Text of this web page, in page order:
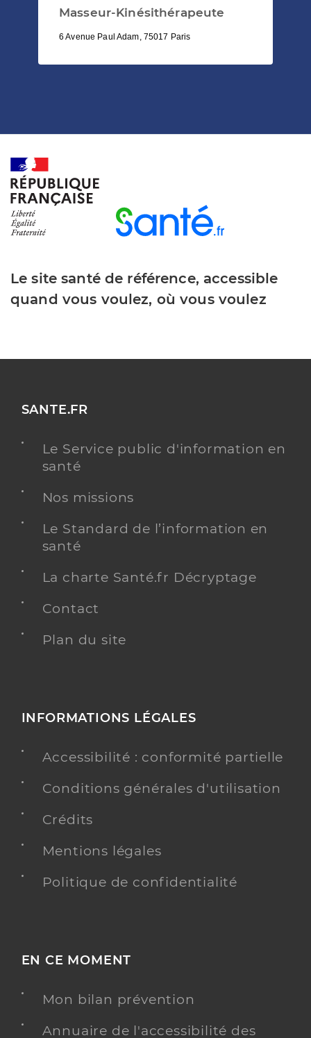
Masseur-Kinésithérapeute
6 Avenue Paul Adam, 75017 Paris
Le site santé de référence, accessible
quand vous voulez, où vous voulez
SANTE.FR
Le Service public d'information en
santé
Nos missions
Le Standard de l’information en
santé
La charte Santé.fr Décryptage
Contact
Plan du site
INFORMATIONS LÉGALES
Accessibilité : conformité partielle
Conditions générales d'utilisation
Crédits
Mentions légales
Politique de confidentialité
EN CE MOMENT
Mon bilan prévention
Annuaire de l'accessibilité des